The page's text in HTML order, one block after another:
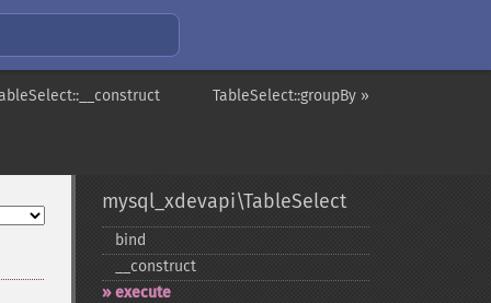
TableSelect::groupBy »
mysql_xdevapi\TableSelect
bind
_​_​construct
execute